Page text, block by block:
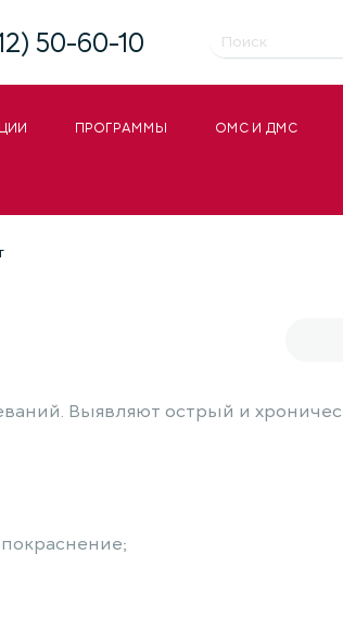
50-60-10
ПРОГРАММЫ ОМС И ДМС
Выявляют острый и